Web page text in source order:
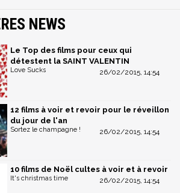
NEWS
Le Top des films pour ceux qui
détestent la SAINT VALENTIN
26/02/2015, 14:54
Love Sucks
12 films à voir et revoir pour le réveillon
du jour de l'an
26/02/2015, 14:54
Sortez le champagne !
10 films de Noël cultes à voir et à revoir
26/02/2015, 14:54
It's christmas time